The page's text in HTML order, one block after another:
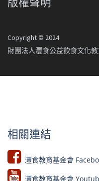
Copyright © 2024
財團法人灃食公益飲食文化
相關連結
灃食教育基金會
灃食教育基金會